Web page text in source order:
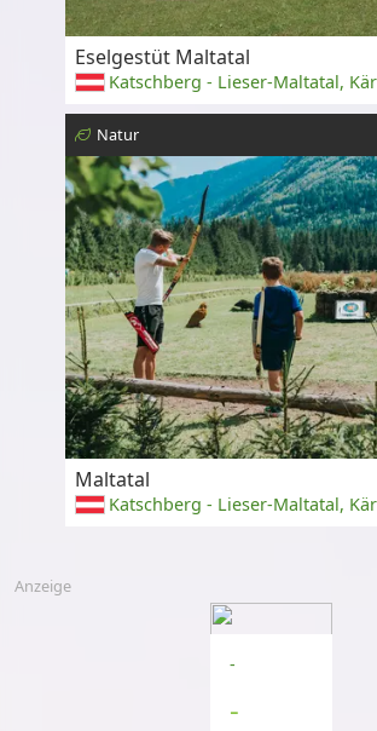
Eselgestüt Maltatal
Katschberg - Lieser-Maltatal,
Natur
Maltatal
Katschberg - Lieser-Maltatal,
Anzeige
-
-